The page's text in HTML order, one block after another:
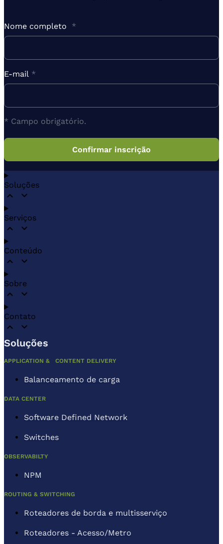
Nome completo *
E-mail *
* Campo obrigatório.
Soluções
Serviços
Conteúdo
Sobre
Contato
Soluções
APPLICATION & CONTENT DELIVERY
Balanceamento de carga
DATA CENTER
Software Defined Network
Switches
OBSERVABILTY
NPM
ROUTING & SWITCHING
Roteadores de borda e multisserviço
Roteadores - Acesso/Metro